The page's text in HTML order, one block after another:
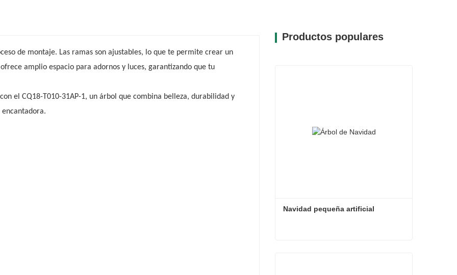
de montaje. Las ramas son ajustables, lo que te permite crear un
amplio espacio para adornos y luces, garantizando que tu
el CQ18-T010-31AP-1, un árbol que combina belleza, durabilidad y
Productos populares
Navidad pequeña artificial